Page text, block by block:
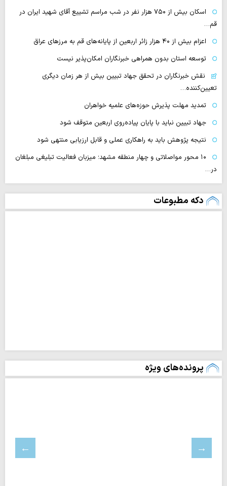
اسکان بیش از ۷۵۰ هزار نفر در شب مراسم تشییع آقای شهید ایران در
قم…
اعزام بیش از ۴۰ هزار زائر اربعین از پایانه‌های قم به مرزهای عراق
توسعه استان بدون همراهی خبرنگاران امکان‌پذیر نیست
نقش خبرنگاران در تحقق جهاد تبیین بیش از هر زمان دیگری
تعیین‌کننده…
تمدید مهلت پذیرش حوزه‌های علمیه خواهران
جهاد تبیین نباید با پایان پیاده‌روی اربعین متوقف شود
نتیجه پژوهش باید به راهکاری عملی و قابل ارزیابی منتهی شود
۱۰ محور مواصلاتی و چهار منطقه مشهد؛ میزبان فعالیت تبلیغی مبلغان
در…
دکه مطبوعات
پرونده‌های ویژه